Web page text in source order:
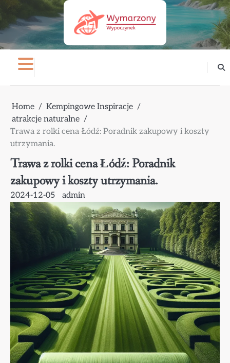
content
Home
Kempingowe Inspiracje
atrakcje naturalne
Trawa z rolki cena Łódź: Poradnik zakupowy i koszty
utrzymania.
Trawa z rolki cena Łódź: Poradnik
zakupowy i koszty utrzymania.
2024-12-05 admin